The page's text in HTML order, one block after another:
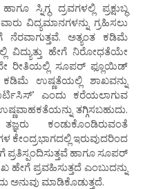
ಸ್ನಿಗ್ಧ ದ್ರವಗಳಲ್ಲಿ ಪ್ರಕ್ಷುಬ್ಧ
ವಿದ್ಯಮಾನಗಳನ್ನು ಗ್ರಹಿಸಲು
ನೆರವಾಗುತ್ತವೆ. ಅತ್ಯಂತ ಕಡಿಮೆ
ವಿದ್ಯುತ್ತು ಹೇಗೆ ನಿರೋಧತೆಯೇ
ರೀತಿಯಲ್ಲಿ ಸೂಪರ್ ಫ್ಲೂಯಿಡ್
ಉಷ್ಣತೆಯಲ್ಲಿ ಶಾಖವನ್ನು
ಎಂದು ಕರೆಯಲಾಗುವ
ತಗ್ಗಿಸಬಹುದು.
ಕಂಡುಕೊಂಡಿರುವಂತೆ
ಇರುವುದರಿಂದ
ಪ್ರತಿಸ್ಪಂದಿಸುತ್ತವೆ ಹಾಗೂ ಸೂಪರ್
ಪ್ರವಹಿಸುತ್ತದೆ ಎಂಬುದನ್ನು
ಅನುವು ಮಾಡಿಕೊಡುತ್ತದೆ.